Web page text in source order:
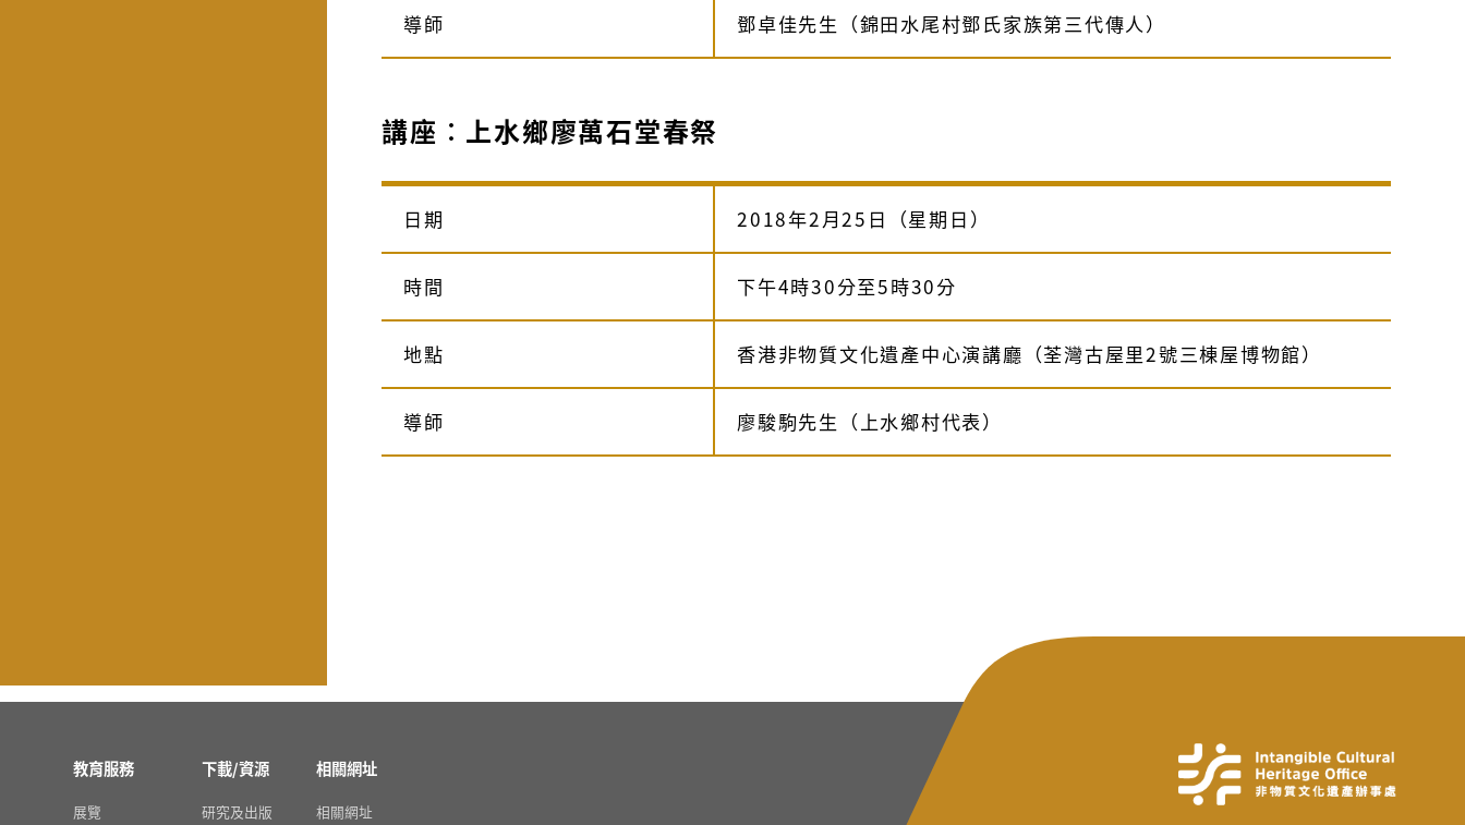
導師 鄧卓佳先生（錦田水尾村鄧氏家族第三代傳人）
講座︰上水鄉廖萬石堂春祭
日期 2018年2月25日（星期日）
時間 下午4時30分至5時30分
地點 香港非物質文化遺產中心演講廳（荃灣古屋里2號三棟屋博物館）
導師 廖駿駒先生（上水鄉村代表）
教育服務
展覽
下載/資源
研究及出版
相關網址
相關網址